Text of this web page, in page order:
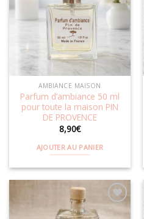
Ajouter
à la
AMBIANCE MAISON
Parfum d’ambiance 50 ml
pour toute la maison PIN
DE PROVENCE
8,90€
AJOUTER AU PANIER